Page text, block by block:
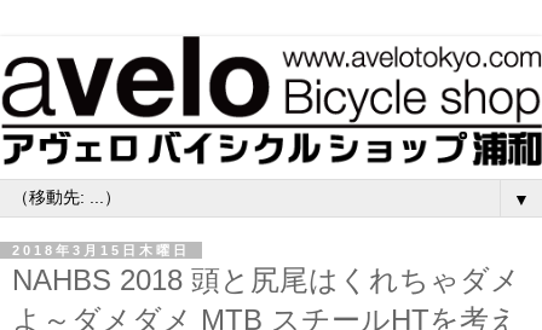
▼
2018年3月15日木曜日
NAHBS 2018 頭と尻尾はくれちゃダメ
よ～ダメダメ MTB スチールHTを考え